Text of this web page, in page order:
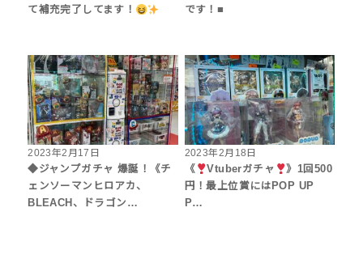
て補充完了してます！
です！■
2023年2月17日
◆ジャンプガチャ 爆誕！《チ
ェンソーマンヒロアカ、
BLEACH、ドラゴン…
2023年2月18日
《
Vtuberガチャ
》1回500
円！最上位賞にはPOP UP
P…